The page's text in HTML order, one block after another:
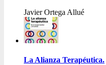
Javier Ortega Allué
La Alianza Terapéutica.